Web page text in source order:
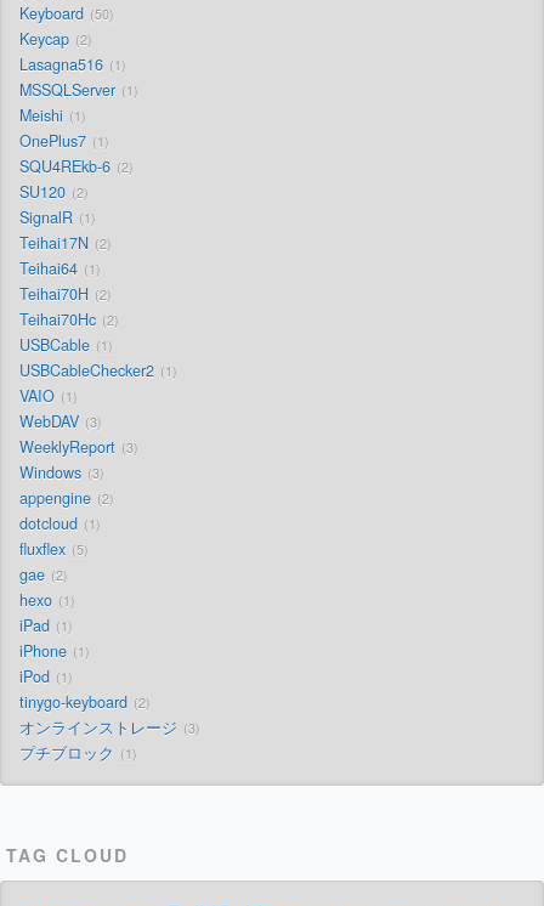
Keyboard 50
Keycap 2
Lasagna516 1
MSSQLServer 1
Meishi 1
OnePlus7 1
SQU4REkb-6 2
SU120 2
SignalR 1
Teihai17N 2
Teihai64 1
Teihai70H 2
Teihai70Hc 2
USBCable 1
USBCableChecker2 1
VAIO 1
WebDAV 3
WeeklyReport 3
Windows 3
appengine 2
dotcloud 1
fluxflex 5
gae 2
hexo 1
iPad 1
iPhone 1
iPod 1
tinygo-keyboard 2
オンラインストレージ 3
プチブロック 1
TAG CLOUD